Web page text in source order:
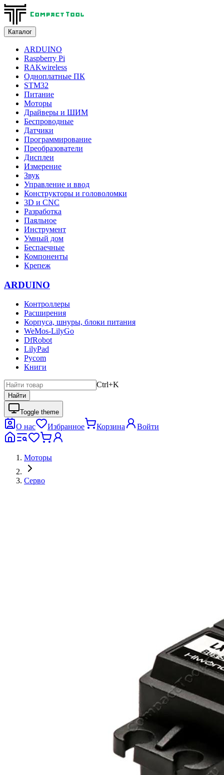
Каталог
ARDUINO
Raspberry Pi
RAKwireless
Одноплатные ПК
STM32
Питание
Моторы
Драйверы и ШИМ
Беспроводные
Датчики
Программирование
Преобразователи
Дисплеи
Измерение
Звук
Управление и ввод
Конструкторы и головоломки
3D и CNC
Разработка
Паяльное
Инструмент
Умный дом
Беспаечные
Компоненты
Крепеж
ARDUINO
Контроллеры
Расширения
Корпуса, шнуры, блоки питания
WeMos-LilyGo
DfRobot
LilyPad
Pycom
Книги
Ctrl+K
Найти
Toggle theme
О нас Избранное Корзина Войти
Моторы
Серво